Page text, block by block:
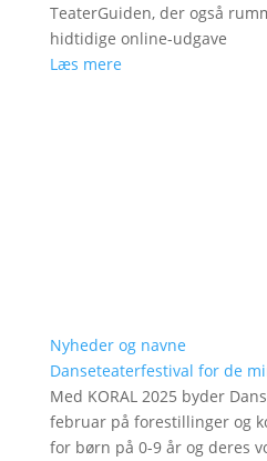
TeaterGuiden, der også
hidtidige online-udgave
Læs mere
Nyheder og navne
Danseteaterfestival for de
Med KORAL 2025 byder
februar på forestillinger og
for børn på 0-9 år og deres